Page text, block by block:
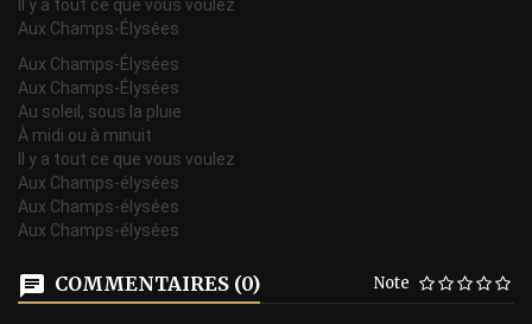
Il y a tout ce que vous voulez
Aux Champs-Élysées
Aux Champs-Élysées
Aux Champs-Élysées
Au soleil, sous la pluie
À midi ou à minuit
Il y a tout ce que vous voulez
Aux Champs-élysées
Aux Champs-élysées
Aux Champs-élysées
COMMENTAIRES (0) Note